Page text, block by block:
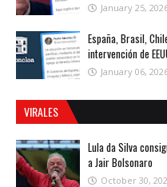
January 25,
España, Brasil,
intervención de
January 06,
VIRALES
Lula da Silva
a Jair Bolsonaro
October 30,